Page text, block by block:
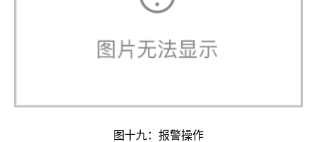
图十九：报警操作